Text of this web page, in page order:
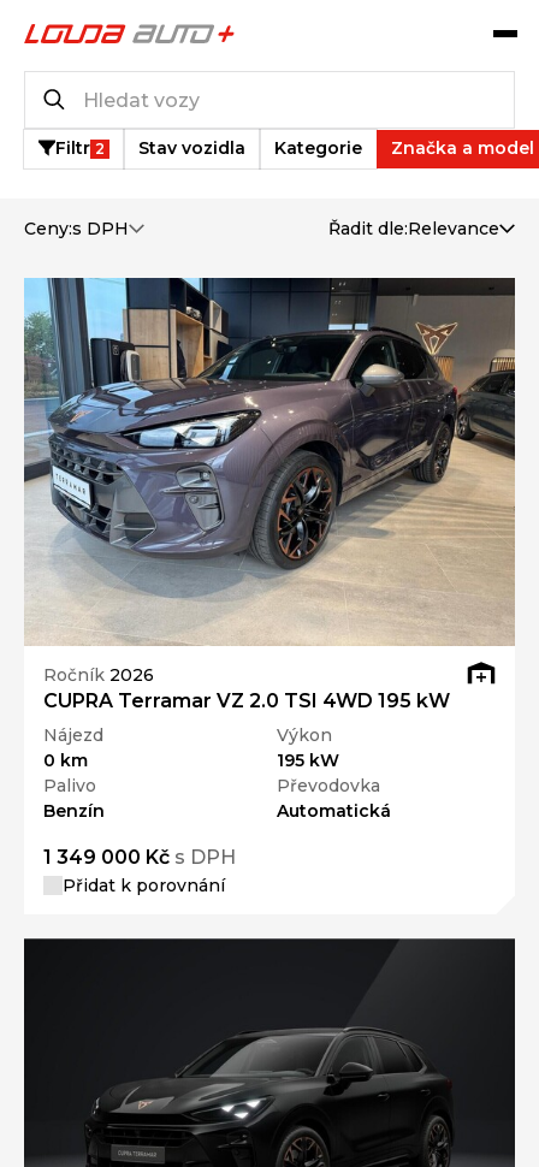
Filtr 2 Stav vozidla Kategorie Značka a model
Ceny:s DPH Řadit dle:Relevance
Ročník 2026
CUPRA Terramar VZ 2.0 TSI 4WD 195 kW
Nájezd
0 km
Výkon
195 kW
Palivo
Benzín
Převodovka
Automatická
1 349 000 Kč s DPH
Přidat k porovnání